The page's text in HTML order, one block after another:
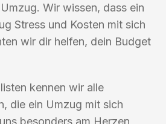
Wir wissen, dass ein
Stress und Kosten mit sich
wir dir helfen, dein Budget
kennen wir alle
die ein Umzug mit sich
besonders am Herzen,